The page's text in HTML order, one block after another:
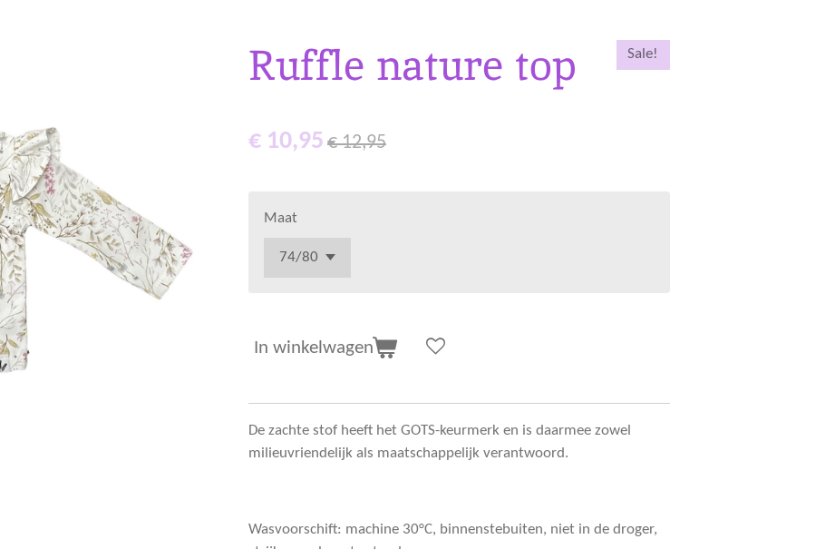
Ruffle nature top Sale!
€ 10,95 € 12,95
Maat
In winkelwagen
De zachte stof heeft het GOTS-keurmerk en is daarmee zowel
milieuvriendelijk als maatschappelijk verantwoord.
Wasvoorschift: machine 30°C, binnenstebuiten, niet in de droger,